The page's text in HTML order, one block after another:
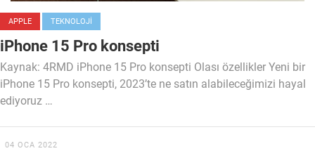
APPLE TEKNOLOJI
iPhone 15 Pro konsepti
Kaynak: 4RMD iPhone 15 Pro konsepti Olası özellikler Yeni bir
iPhone 15 Pro konsepti, 2023’te ne satın alabileceğimizi hayal
ediyoruz …
04 OCA 2022